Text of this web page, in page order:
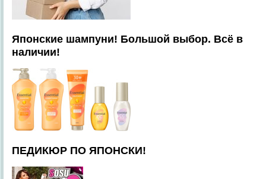
Японские шампуни! Большой выбор. Всё в
наличии!
ПЕДИКЮР ПО ЯПОНСКИ!